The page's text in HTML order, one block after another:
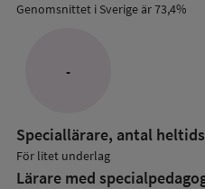
Genomsnittet i Sverige är 73,4%
-
Speciallärare, antal
För litet underlag
Lärare med